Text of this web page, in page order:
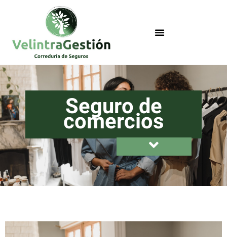
Seguro de
comercios